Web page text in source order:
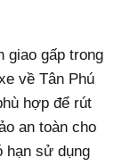
giao gấp trong
về Tân Phú
hợp để rút
an toàn cho
hạn sử dụng